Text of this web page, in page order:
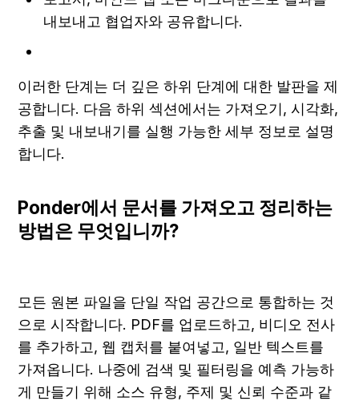
내보내고 협업자와 공유합니다.
이러한 단계는 더 깊은 하위 단계에 대한 발판을 제
공합니다. 다음 하위 섹션에서는 가져오기, 시각화,
추출 및 내보내기를 실행 가능한 세부 정보로 설명
합니다.
Ponder에서 문서를 가져오고 정리하는
방법은 무엇입니까?
모든 원본 파일을 단일 작업 공간으로 통합하는 것
으로 시작합니다. PDF를 업로드하고, 비디오 전사
를 추가하고, 웹 캡처를 붙여넣고, 일반 텍스트를
가져옵니다. 나중에 검색 및 필터링을 예측 가능하
게 만들기 위해 소스 유형, 주제 및 신뢰 수준과 같